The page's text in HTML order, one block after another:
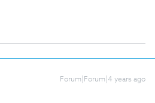
Forum|Forum|4 years ago